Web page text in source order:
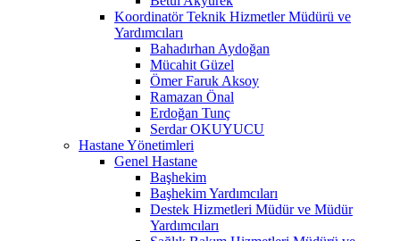
Koordinatör Teknik Hizmetler Müdürü ve
Yardımcıları
Bahadırhan Aydoğan
Mücahit Güzel
Ömer Faruk Aksoy
Ramazan Önal
Erdoğan Tunç
Serdar OKUYUCU
Hastane Yönetimleri
Genel Hastane
Başhekim
Başhekim Yardımcıları
Destek Hizmetleri Müdür ve Müdür
Yardımcıları